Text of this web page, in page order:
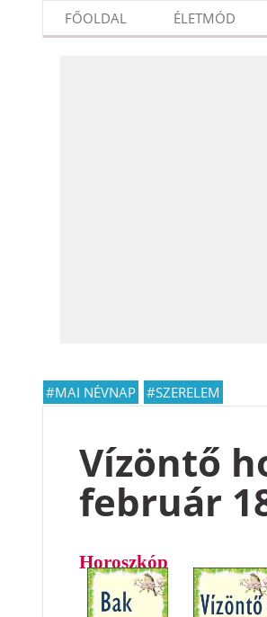
FŐOLDAL ÉLETMÓD
Vízöntő
február
Horoszkóp